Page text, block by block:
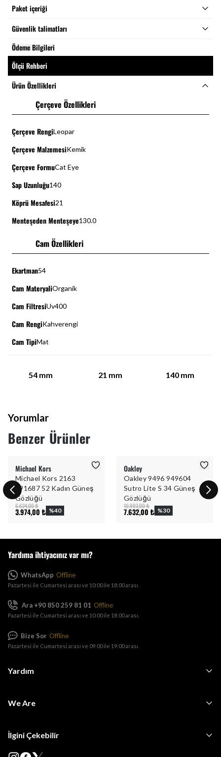
Paket içeriği
Güvenlik talimatları
Ödeme Bilgileri
Ölçü Rehberi
Ürün Özellikleri
Çerçeve Özellikleri
Çerçeve RengiLeopar
Çerçeve MalzemesiKemik
Çerçeve FormuCat Eye
Sap Uzunluğu140
Köprü Mesafesi21
Menteşeden Menteşeye130.0
Cam Özellikleri
Ekartman54
Cam MateryaliOrganik
Cam FiltresiUv400
Cam RengiKahverengi
Cam TipiMat
54 mm 21 mm 140 mm
Yorumlar
Benzer Ürünler
Michael Kors
Michael Kors 2163
391687 52 Kadın Güneş
Gözlüğü
6.624,00 ₺
3.974,00 ₺ %40
Oakley
Oakley 9496 949604
Sutro Lite S 34 Güneş
Gözlüğü
10.903,00 ₺
7.632,00 ₺ %30
Yardım
We Are
İlgini Çekebilir
Yardıma ihtiyacınız var mı?
WhatsApp Offline
Pazartesi ile Cumartesi arası ve 10:00 ile 18:00 arası.
Ara +90 850 259 81 01 Offline
Pazartesi ile Cumartesi arası ve 10:00 ile 18:00 arası.
Bize Sor Offline
Pazartesi ile Cumartesi arası ve 09:00 ile 19:00 arası.